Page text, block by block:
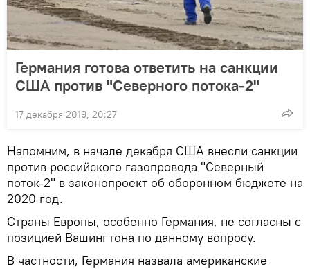
Германия готова ответить на санкции
США против "Северного потока-2"
17 декабря 2019, 20:27
Напомним, в начале декабря США внесли санкции
против российского газопровода "Северный
поток-2" в законопроект об оборонном бюджете на
2020 год.
Страны Европы, особенно Германия, не согласны с
позицией Вашингтона по данному вопросу.
В частности, Германия назвала американские